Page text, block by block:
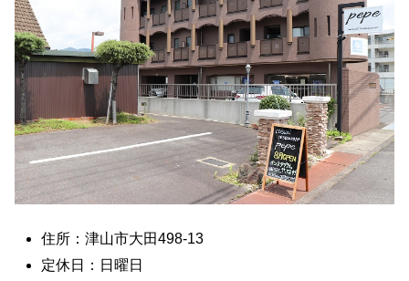
住所：津山市大田498-13
定休日：日曜日